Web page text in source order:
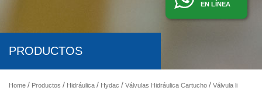
EN LÍNEA
PRODUCTOS
Home Productos Hidráulica Hydac Válvulas Hidráulica Cartucho Válvula limitadora de presión Tipo Cartucho